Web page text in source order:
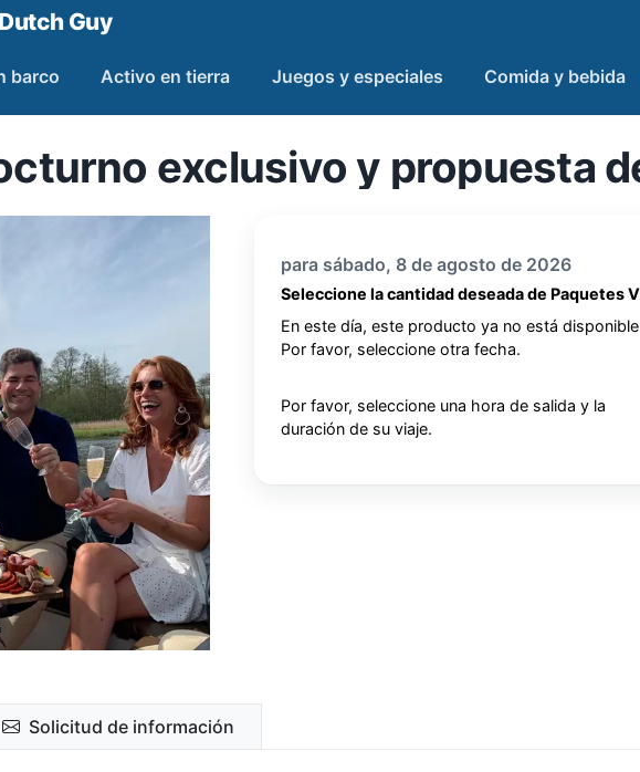
Guy
barco Activo en tierra Juegos y especiales Comida y bebida
exclusivo y propuesta
para sábado, 8 de agosto de 2026
Seleccione la cantidad deseada de Paquetes
En este día, este producto ya no está
Por favor, seleccione otra fecha.
Por favor, seleccione una hora de salida y la
duración de su viaje.
Solicitud de información